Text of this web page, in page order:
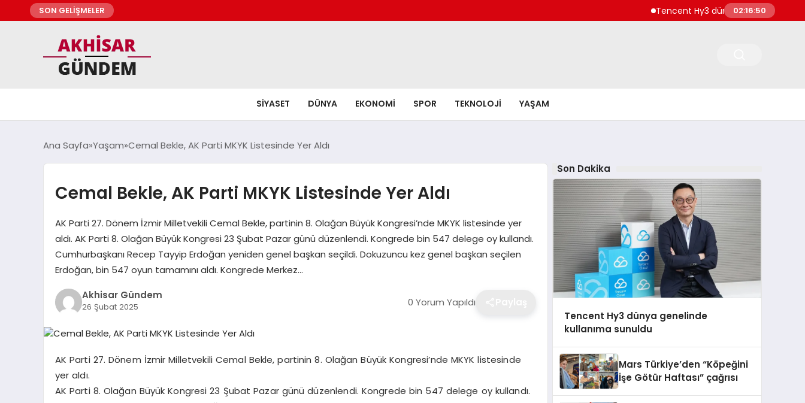
SON GELİŞMELER Tencent Hy3 dünya genelinde
02:16:51
SIYASET DÜNYA EKONOMI SPOR TEKNOLOJI YAŞAM
Ana Sayfa Yaşam Cemal Bekle, AK Parti MKYK Listesinde Yer Aldı
Cemal Bekle, AK Parti MKYK Listesinde Yer Aldı
AK Parti 27. Dönem İzmir Milletvekili Cemal Bekle, partinin 8. Olağan Büyük Kongresi’nde MKYK listesinde yer
aldı. AK Parti 8. Olağan Büyük Kongresi 23 Şubat Pazar günü düzenlendi. Kongrede bin 547 delege oy kullandı.
Cumhurbaşkanı Recep Tayyip Erdoğan yeniden genel başkan seçildi. Dokuzuncu kez genel başkan seçilen
Erdoğan, bin 547 oyun tamamını aldı. Kongrede Merkez…
Akhisar Gündem
26 Şubat 2025 0 Yorum Yapıldı
AK Parti 27. Dönem İzmir Milletvekili Cemal Bekle, partinin 8. Olağan Büyük Kongresi’nde MKYK listesinde
yer aldı.
AK Parti 8. Olağan Büyük Kongresi 23 Şubat Pazar günü düzenlendi. Kongrede bin 547 delege oy kullandı.
Son Dakika
Tencent Hy3 dünya genelinde
kullanıma sunuldu
Mars Türkiye’den “Köpeğini
İşe Götür Haftası” çağrısı